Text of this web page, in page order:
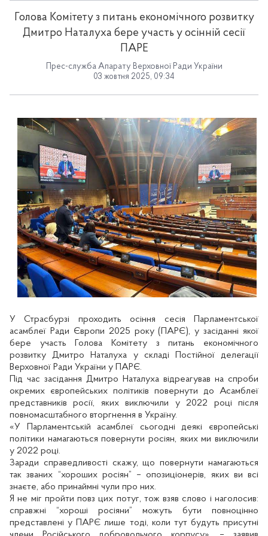
Голова Комітету з питань економічного розвитку
Дмитро Наталуха бере участь у осінній сесії
ПАРЕ
Прес-служба Апарату Верховної Ради України
03 жовтня 2025, 09:34
У Страсбурзі проходить осіння сесія Парламентської
асамблеї Ради Європи 2025 року (ПАРЄ), у засіданні якої
бере участь Голова Комітету з питань економічного
розвитку Дмитро Наталуха у складі Постійної делегації
Верховної Ради України у ПАРЄ.
Під час засідання Дмитро Наталуха відреагував на спроби
окремих європейських політиків повернути до Асамблеї
представників росії, яких виключили у 2022 році після
повномасштабного вторгнення в Україну.
«У Парламентській асамблеї сьогодні деякі європейські
політики намагаються повернути росіян, яких ми виключили
у 2022 році.
Заради справедливості скажу, що повернути намагаються
так званих “хороших росіян” – опозиціонерів, яких ви всі
знаєте, або принаймні чули про них.
Я не міг пройти повз цих потуг, тож взяв слово і наголосив:
справжні “хороші росіяни” можуть бути повноцінно
представлені у ПАРЄ лише тоді, коли тут будуть присутні